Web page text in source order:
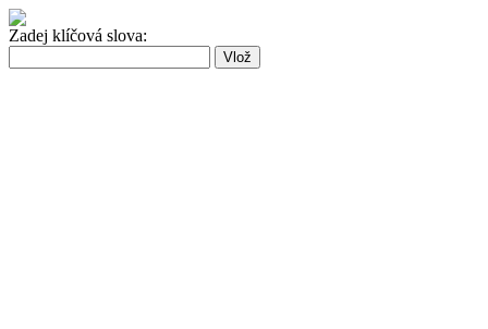
Zadej klíčová slova: